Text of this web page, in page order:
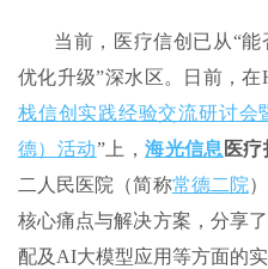
当前，医疗信创已从“
优化升级”深水区。日前，
栈信创实践经验交流研讨会
德）活动”上，海光信息 医
二人民医院（简称常德二院
核心痛点与解决方案，分享
配及AI大模型应用等方面的实